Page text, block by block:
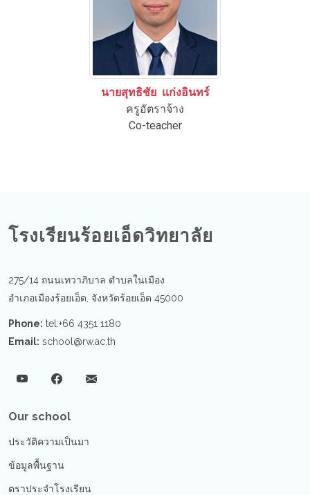
นายสุทธิชัย แก่งอินทร์
ครูอัตราจ้าง
Co-teacher
โรงเรียนร้อยเอ็ดวิทยาลัย
275/14 ถนนเทวาภิบาล ตำบลในเมือง
อำเภอเมืองร้อยเอ็ด, จังหวัดร้อยเอ็ด 45000
Phone: tel:+66 4351 1180
Email: school@rw.ac.th
Our school
ประวัติความเป็นมา
ข้อมูลพื้นฐาน
ตราประจำโรงเรียน